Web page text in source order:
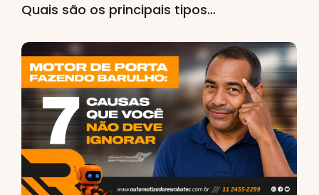
Quais são os principais tipos…